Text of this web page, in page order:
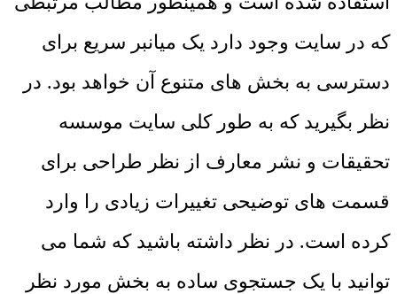
که در سایت وجود دارد یک میانبر سریع برای
دسترسی به بخش های متنوع آن خواهد بود. در
نظر بگیرید که به طور کلی سایت موسسه
تحقیقات و نشر معارف از نظر طراحی برای
قسمت های توضیحی تغییرات زیادی را وارد
کرده است. در نظر داشته باشید که شما می
توانید با یک جستجوی ساده به بخش مورد نظر